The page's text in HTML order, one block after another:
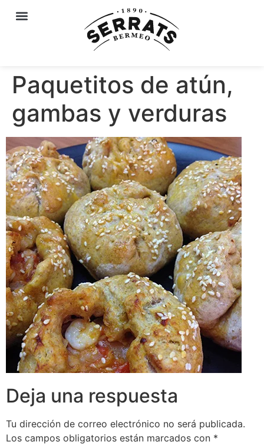
Paquetitos de atún,
gambas y verduras
Deja una respuesta
Tu dirección de correo electrónico no será publicada.
Los campos obligatorios están marcados con *